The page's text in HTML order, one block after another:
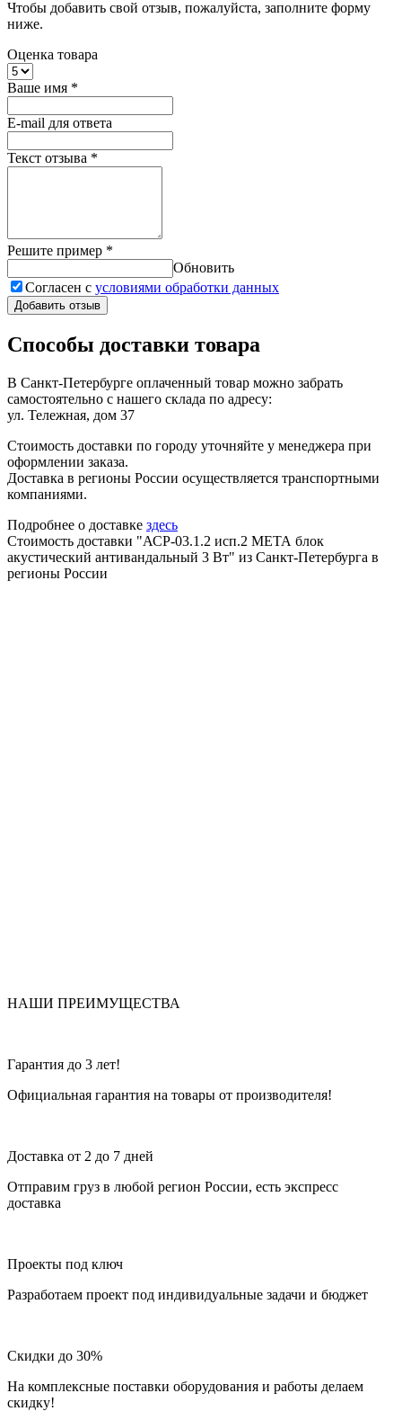
Чтобы добавить свой отзыв, пожалуйста, заполните форму
ниже.
Оценка товара
Ваше имя *
E-mail для ответа
Текст отзыва *
Решите пример *
Обновить
Согласен с условиями обработки данных
Добавить отзыв
Способы доставки товара
В Санкт-Петербурге оплаченный товар можно забрать
самостоятельно с нашего склада по адресу:
ул. Тележная, дом 37
Стоимость доставки по городу уточняйте у менеджера при
оформлении заказа.
Доставка в регионы России осуществляется транспортными
компаниями.
Подробнее о доставке здесь
Стоимость доставки "АСР-03.1.2 исп.2 МЕТА блок
акустический антивандальный 3 Вт" из Санкт-Петербурга в
регионы России
НАШИ ПРЕИМУЩЕСТВА
Гарантия до 3 лет!
Официальная гарантия на товары от производителя!
Доставка от 2 до 7 дней
Отправим груз в любой регион России, есть экспресс
доставка
Проекты под ключ
Разработаем проект под индивидуальные задачи и бюджет
Скидки до 30%
На комплексные поставки оборудования и работы делаем
скидку!